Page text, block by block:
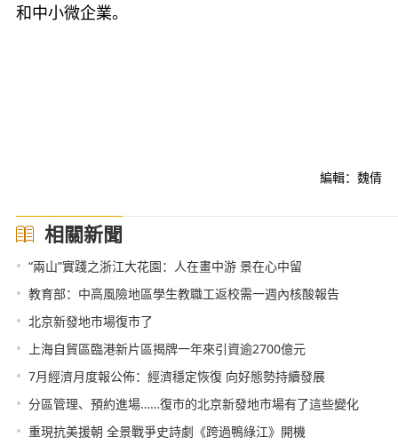
和中小微企業。
編輯：魏倩
相關新聞
• “兩山”實踐之浙江大花園：人在畫中游 景在心中留
• 教育部：中高風險地區學生教職工返校需一週內核酸報告
• 北京新發地市場復市了
• 上海自貿區臨港新片區揭牌一年來引資逾2700億元
• 7月經濟月度報公佈：經濟穩定恢復 向好態勢持續發展
• 分區管理、預約進場……復市的北京新發地市場有了這些變化
• 重現抗美援朝 全景戰爭史詩劇《跨過鴨綠江》開機